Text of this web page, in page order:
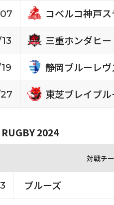
コベルコ神戸
三重ホンダヒー
静岡ブルーレヴ
東芝ブレイブ
2024
対戦チ
ブルーズ